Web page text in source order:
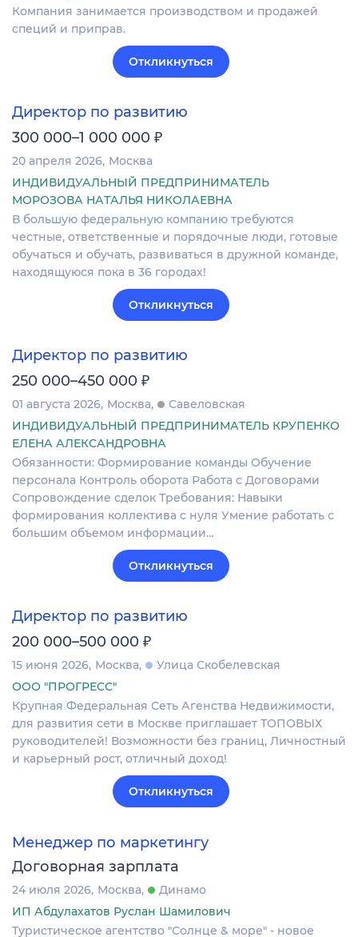
Компания занимается производством и продажей
специй и приправ.
Откликнуться
Директор по развитию
300 000–1 000 000 ₽
20 апреля 2026 Москва
ИНДИВИДУАЛЬНЫЙ ПРЕДПРИНИМАТЕЛЬ
МОРОЗОВА НАТАЛЬЯ НИКОЛАЕВНА
В большую федеральную компанию требуются
честные, ответственные и порядочные люди, готовые
обучаться и обучать, развиваться в дружной команде,
находящуюся пока в 36 городах!
Откликнуться
Директор по развитию
250 000–450 000 ₽
01 августа 2026 Москва
Савеловская
ИНДИВИДУАЛЬНЫЙ ПРЕДПРИНИМАТЕЛЬ КРУПЕНКО
ЕЛЕНА АЛЕКСАНДРОВНА
Обязанности: Формирование команды Обучение
персонала Контроль оборота Работа с Договорами
Сопровождение сделок Требования: Навыки
формирования коллектива с нуля Умение работать с
большим объемом информации…
Откликнуться
Директор по развитию
200 000–500 000 ₽
15 июня 2026 Москва
Улица Скобелевская
ООО "ПРОГРЕСС"
Крупная Федеральная Сеть Агенства Недвижимости,
для развития сети в Москве приглашает ТОПОВЫХ
руководителей! Возможности без границ, Личностный
и карьерный рост, отличный доход!
Откликнуться
Менеджер по маркетингу
Договорная зарплата
24 июля 2026 Москва
Динамо
ИП Абдулахатов Руслан Шамилович
Туристическое агентство "Солнце & море" - новое